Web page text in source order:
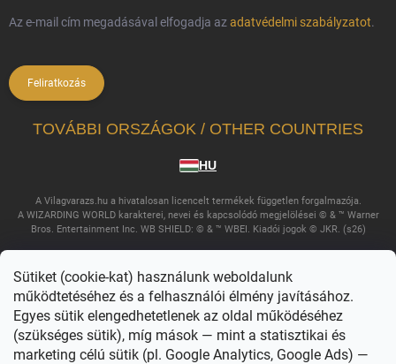
Sütiket (cookie-kat) használunk weboldalunk
működtetéséhez és a felhasználói élmény javításához.
Egyes sütik elengedhetetlenek az oldal működéséhez
(szükséges sütik), míg mások — mint a statisztikai és
marketing célú sütik (pl. Google Analytics, Google Ads) —
Az e-mail cím megadásával elfogadja azadatvédelmi szabályzatot.
Feliratkozás
TOVÁBBI ORSZÁGOK / OTHER COUNTRIES
HU
A Vilagvarazs.hu a hivatalosan licencelt termékek független forgalmazója.
A WIZARDING WORLD karakterei, nevei és kapcsolódó megjelölései © & ™ Warner
Bros. Entertainment Inc. WB SHIELD: © & ™ WBEI. Kiadói jogok © JKR. (s26)